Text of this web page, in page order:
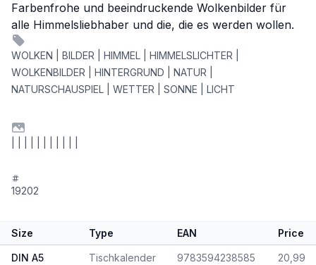
Farbenfrohe und beeindruckende Wolkenbilder für
alle Himmelsliebhaber und die, die es werden wollen.
WOLKEN | BILDER | HIMMEL | HIMMELSLICHTER |
WOLKENBILDER | HINTERGRUND | NATUR |
NATURSCHAUSPIEL | WETTER | SONNE | LICHT
19202
Size Type EAN Price
DIN A5 Tischkalender 9783594238585 20,99